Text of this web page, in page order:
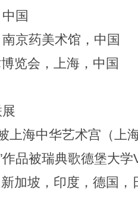
国
南京药美术馆，中国
览会，上海，中国
上海中华艺术宫（上
作品被瑞典歌德堡大
加坡，印度，德国，